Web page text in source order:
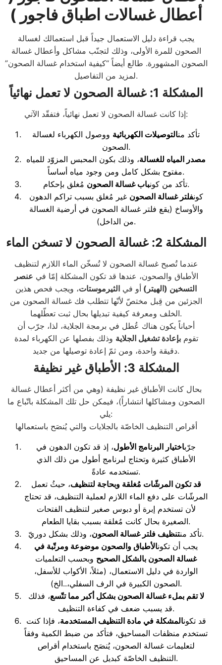
أعطال غسالات اطباق فاجور )
يجب قراءة دليل الاستعمال جيداً قبل استعمالك لغسالة
الصحون للمرة الأولى، وذلك لتجنّب مشاكل وأعطال غسالة
الصحون المشهورة. طالع أيضاً “كيفية استخدام غسالة الصحون”
لمزيد من التفاصيل.
المشكلة 1: غسالة الصحون لا تعمل نهائياً
إذا كانت غسالة الصحون لا تعمل نهائياً، فتفقّد الآتي:
تأكد منالتوصيلات الكهربائية ووصول الكهرباء لغسالة
الصحون.
مصدر المياه للغسالة، وذلك بكون المحبس المزوّد للمياه
مفتوح بشكل كامل ومن وجود مياه أساساً.
تأكد من كونباب غسالة الصحون
مُغلق بإحكام.
كونفلتر غسالة الصحون غير مُغلق بسبب تراكم الدهون
والأوساخ (يقع فلتر غسالة الصحون في أرضية الغسالة
من الداخل).
المشكلة 2: غسالة الصحون لا تسخن الماء
عندما تُصبح غسالة الصحون لا تُسخّن الماء اللازم لتنظيف
الأطباق والصحون، عندها قد تكون المشكلة إمّا في عنصر
التسخين (الهيتر ) أو في الثيرموستات، ويجب فحص هذين
الجزئين من قِبل مختصّ لأنّها تتطلب فك غسالة الصحون من
الخلف ومعرفة كيفية تبديلها بحال ثبت تعطّلهما.
أحياناً يكون هناك عُطل في برمجة الجلاية، لذا، جرّب أن
تقومبإعادة تشغيل الجلاية وذلك بفصلها عن الكهرباء لمدة
دقيقة واحدة، ومن ثمّ إعادة توصيلها من جديد.
المشكلة 3: الأطباق غير نظيفة
بحال كانت الأطباق غير نظيفة (وهي من أكثر أعطال غسالة
الصحون ومشاكلها انتشاراً)، فيمكن حل تلك المشكلة باتّباع ما
يلي:
أقراص التنظيف الخاصّة بالجلايات والتي يُنصَح باستعمالها
جرّباختيار البرنامج الأطول، إذ قد تكون الدهون في
الأطباق كثيرة وتحتاج لبرنامج أطول من ذلك الذي
تستخدمه عادةً.
قد تكون المرشّات مُغلقة وبحاجة لتنظيف، حيثُ تعمل
المرشّات على دفع الماء اللازم لعملية التنظيف، قد تحتاج
لأن تستخدم إبرة أو دبوس صغير لتنظيف الفتحات
الصغيرة بحال كانت مُغلقة بسبب بقايا الطعام.
تأكد منتنظيف فلتر غسالة الصحون
، وذلك بشكل دوريّ.
يجب أن تكونالأطباق والصحون موضوعة ومرتّبة في
غسالة الصحون بالشكل الصحيح وبحسب التعلميات
الواردة في دليل الاستعمال، (مثلاً، الأكواب للأسفل،
الصحون الكبيرة في الرف السفلي،..الخ).
لا تقم بملء غسالة الصحون بشكل أكبر مما تتّسع، فذلك
قد يسبب ضعف في كفاءة التنظيف.
قد تكونالمشكلة في مادة التنظيف المستخدمة، فإذا كنت
تستخدم منظفات المساحيق، فتأكد من ضبط الكمية وفقاً
لتعليمات غسالة الصحون، يُنصَح باستخدام أقراص
التنظيف الخاصّة كبديل عن المساحيق.